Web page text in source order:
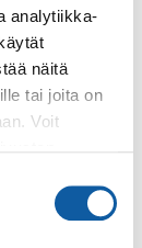
analytiikka-
näitä
tai joita on
Voit